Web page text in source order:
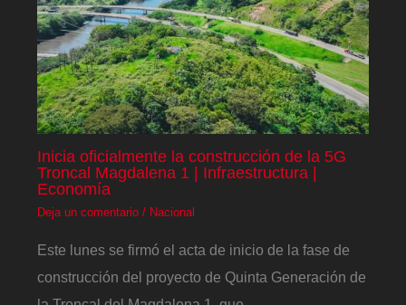
Inicia oficialmente la construcción de la 5G
Troncal Magdalena 1 | Infraestructura |
Economía
Deja un comentario / Nacional
Este lunes se firmó el acta de inicio de la fase de
construcción del proyecto de Quinta Generación de